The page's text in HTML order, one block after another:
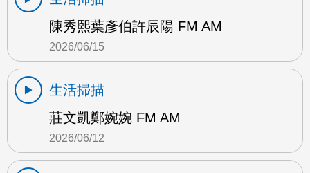
陳秀熙葉彥伯許辰陽 FM AM
2026/06/15
生活掃描
莊文凱鄭婉婉 FM AM
2026/06/12